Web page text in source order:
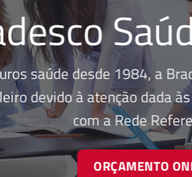
saúde desde 1984, a
devido à atenção dada
com a Rede
ORÇAMENTO